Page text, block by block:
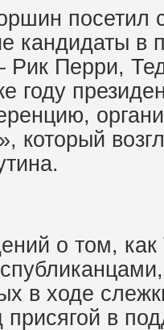
посетил
кандидаты в
Рик Перри,
году
который
о том,
в ходе
присягой в